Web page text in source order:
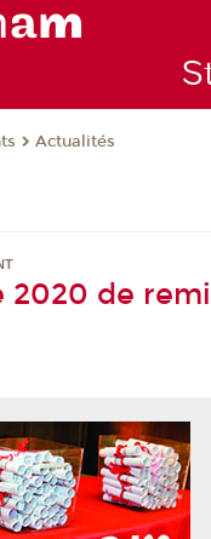
Actualités
2020 de